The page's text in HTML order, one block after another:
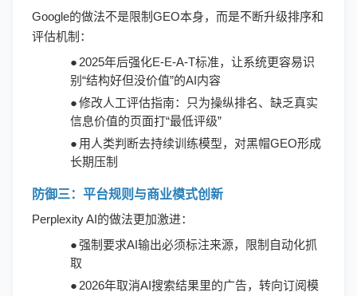
Google的做法不是限制GEO本身，而是不断升级排序和
评估机制：
●2025年后强化E-E-A-T标准，让系统更容易识
别“结构好但没价值”的AI内容
●修改人工评估指南：只为操纵排名、缺乏真实
信息价值的页面打“最低评级”
● 用人类判断去持续训练模型，对黑帽GEO形成
长期压制
防御三：平台规则与商业模式创新
Perplexity AI的做法更加激进：
●强制要求AI输出必须标注来源，限制自动化抓
取
●2026年取消AI搜索结果里的广告，转向订阅模